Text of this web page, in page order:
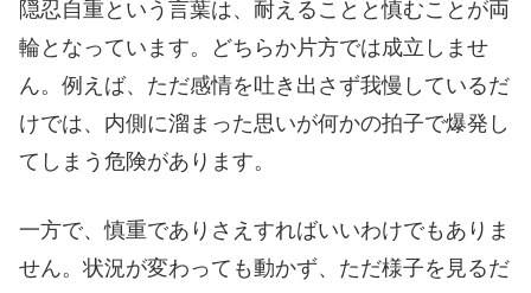
隠忍自重という言葉は、耐えることと慎むことが両
輪となっています。どちらか片方では成立しませ
ん。例えば、ただ感情を吐き出さず我慢しているだ
けでは、内側に溜まった思いが何かの拍子で爆発し
てしまう危険があります。
一方で、慎重でありさえすればいいわけでもありま
せん。状況が変わっても動かず、ただ様子を見るだ